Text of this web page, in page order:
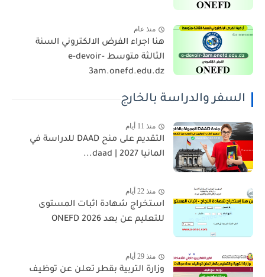
منذ عام
هنا اجراء الفرض الالكتروني السنة
الثالثة متوسط e-devoir-
3am.onefd.edu.dz
السفر والدراسة بالخارج
منذ 11 أيام
التقديم على منح DAAD للدراسة في
المانيا 2027 | daad...
منذ 22 أيام
استخراج شهادة اثبات المستوى
للتعليم عن بعد 2026 ONEFD
منذ 29 أيام
وزارة التربية بقطر تعلن عن توظيف